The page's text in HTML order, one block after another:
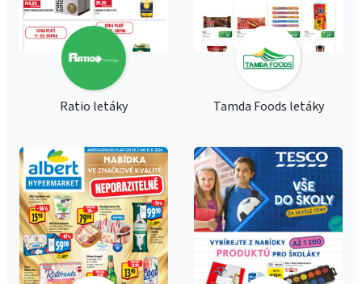
Ratio letáky Tamda Foods letáky